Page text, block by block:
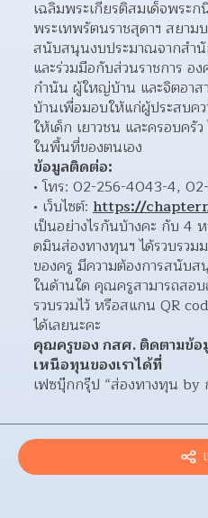
เฉลิมพระเกียรติสมเด็จพระก
พระเทพรัตนราชสุดาฯ สยาม
สนับสนุนงบประมาณจากสำนั
และร่วมมือกับส่วนราชการ อ
กำนัน ผู้ใหญ่บ้าน และจิตอาส
บ้านเพื่อมอบให้แก่ผู้ประสบค
ให้เด็ก เยาวชน และครอบค
ในพื้นที่ของตนเอง
ข้อมูลติดต่อ:
โทร: 02-256-4043-4,
เว็บไซต์: https://
เป็นอย่างไรกันบ้างคะ กับ 4
ดมินส่องทางทุนฯ ได้รวบรว
ของครู มีความต้องการสนับส
ในด้านใด คุณครูสามารถสอ
รวบรวมไว้ หรือสแกน QR
ได้เลยนะคะ
คุณครูของ กสศ. ติดตามข้
เหนือทุนของเราได้ที่
เฟซบุ๊กกรุ๊ป “ส่องทางทุน by